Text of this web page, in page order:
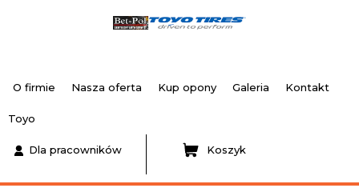
O firmie Nasza oferta Kup opony Galeria Kontakt
Toyo
Dla pracowników Koszyk